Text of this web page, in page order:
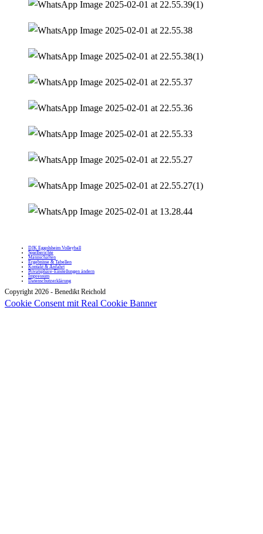
DJK Eggolsheim Volleyball
Spielberichte
Mannschaften
Ergebnisse & Tabellen
Kontakt & Anfahrt
Privatsphäre-Einstellungen ändern
Impressum
Datenschutzerklärung
Copyright 2026 - Benedikt Reichold
Cookie Consent mit Real Cookie Banner